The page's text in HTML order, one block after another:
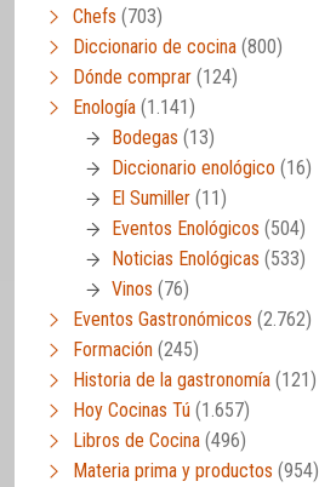
Chefs (703)
Diccionario de cocina (800)
Dónde comprar (124)
Enología (1.141)
Bodegas (13)
Diccionario enológico (16)
El Sumiller (11)
Eventos Enológicos (504)
Noticias Enológicas (533)
Vinos (76)
Eventos Gastronómicos (2.762)
Formación (245)
Historia de la gastronomía (121)
Hoy Cocinas Tú (1.657)
Libros de Cocina (496)
Materia prima y productos (954)